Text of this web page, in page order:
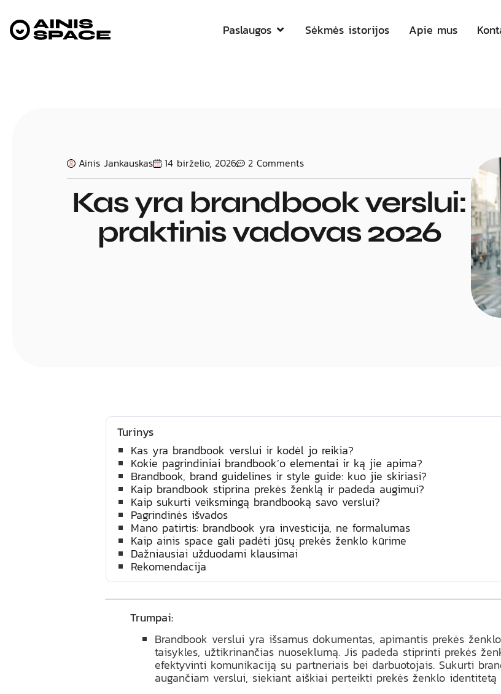
Paslaugos Sėkmės istorijos Apie mus
Ainis Jankauskas 14 birželio, 2026 2 Comments
Kas yra brandbook verslui:
praktinis vadovas 2026
Turinys
Kas yra brandbook verslui ir kodėl jo reikia?
Kokie pagrindiniai brandbook’o elementai ir ką jie apima?
Brandbook, brand guidelines ir style guide: kuo jie skiriasi?
Kaip brandbook stiprina prekės ženklą ir padeda augimui?
Kaip sukurti veiksmingą brandbooką savo verslui?
Pagrindinės išvados
Mano patirtis: brandbook yra investicija, ne formalumas
Kaip ainis space gali padėti jūsų prekės ženklo kūrime
Dažniausiai užduodami klausimai
Rekomendacija
Trumpai:
Brandbook verslui yra išsamus dokumentas, apimantis prekės
taisykles, užtikrinančias nuoseklumą. Jis padeda stiprinti prekės
efektyvinti komunikaciją su partneriais bei darbuotojais. Sukurti
augančiam verslui, siekiant aiškiai perteikti prekės ženklo identitetą